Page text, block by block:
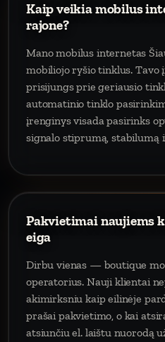
Kaip veikia mobilus
rajone?
Mano mobilus internetas
mobiliojo ryšio tinklus. Tavo
prisijungs prie geriausio
automatinio tinklo
įrenginys visada pasirinks
signalo stiprumą, stabilumą
Pakvietimai naujiems
eiga
Dirbu vienas — boutique
operatorius. Nauji klientai
akimirksniu kaip eilinėje
prašai pakvietimo, o kai
atsiunčiu el. laištu nuorodą